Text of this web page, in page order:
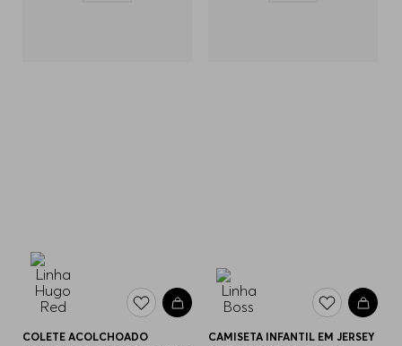
COLETE ACOLCHOADO
CAMISETA INFANTIL EM JERSEY